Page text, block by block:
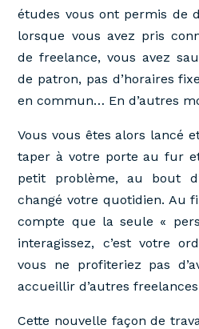
études vous ont permis de
lorsque vous avez pris
de freelance, vous avez
de patron, pas d’horaires
en commun… En d’autres
Vous vous êtes alors lancé
taper à votre porte au fur
petit problème, au bout
changé votre quotidien. Au
compte que la seule «
interagissez, c’est votre
vous ne profiteriez pas
accueillir d’autres
Cette nouvelle façon de